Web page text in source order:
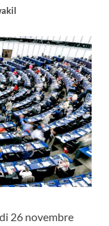
26 novembre